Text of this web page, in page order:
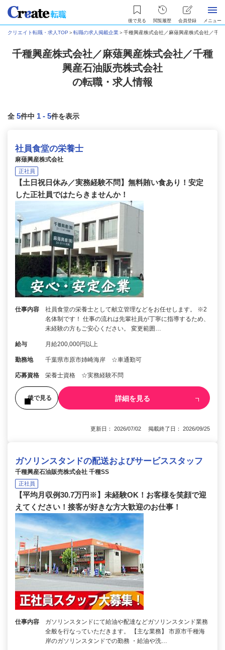
後で見る 閲覧履歴 会員登録 メニュー
クリエイト転職・求人TOP ＞転職の求人掲載企業＞千種興産株式会社／麻薙興産株式会社／千
千種興産株式会社／麻薙興産株式会社／千種
興産石油販売株式会社
の転職・求人情報
全 5件中 1 - 5件を表示
社員食堂の栄養士
麻薙興産株式会社
正社員
【土日祝日休み／実務経験不問】無料賄い食あり！安定
した正社員ではたらきませんか！
仕事内容
社員食堂の栄養士として献立管理などをお任せします。 ※2
名体制です！ 仕事の流れは先輩社員が丁寧に指導するため、
未経験の方もご安心ください。 変更範囲…
給与 月給200,000円以上
勤務地 千葉県市原市姉崎海岸 ☆車通勤可
応募資格 栄養士資格 ☆実務経験不問
後で見る 詳細を見る
更新日： 2026/07/02 掲載終了日： 2026/09/25
ガソリンスタンドの配送およびサービススタッフ
千種興産石油販売株式会社 千種SS
正社員
【平均月収例30.7万円※】未経験OK！お客様を笑顔で迎
えてください！接客が好きな方大歓迎のお仕事！
仕事内容
ガソリンスタンドにて給油や配達などガソリンスタンド業務
全般を行なっていただきます。 【主な業務】 市原市千種海
岸のガソリンスタンドでの勤務 ・給油や洗…